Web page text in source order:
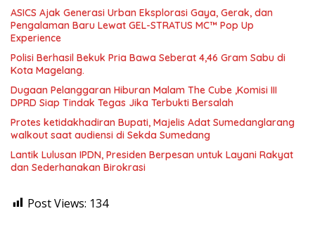
ASICS Ajak Generasi Urban Eksplorasi Gaya, Gerak, dan
Pengalaman Baru Lewat GEL-STRATUS MC™ Pop Up
Experience
Polisi Berhasil Bekuk Pria Bawa Seberat 4,46 Gram Sabu di
Kota Magelang.
Dugaan Pelanggaran Hiburan Malam The Cube ,Komisi III
DPRD Siap Tindak Tegas Jika Terbukti Bersalah
Protes ketidakhadiran Bupati, Majelis Adat Sumedanglarang
walkout saat audiensi di Sekda Sumedang
Lantik Lulusan IPDN, Presiden Berpesan untuk Layani Rakyat
dan Sederhanakan Birokrasi
Post Views: 134